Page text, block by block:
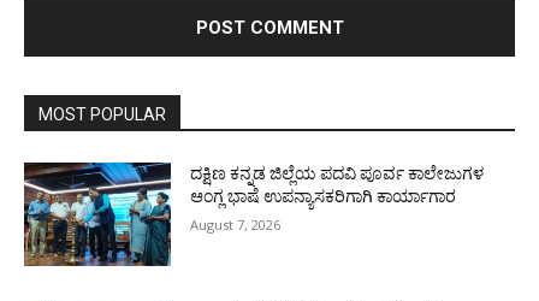
MOST POPULAR
ದಕ್ಷಿಣ ಕನ್ನಡ ಜಿಲ್ಲೆಯ ಪದವಿ ಪೂರ್ವ ಕಾಲೇಜುಗಳ
ಆಂಗ್ಲ ಭಾಷೆ ಉಪನ್ಯಾಸಕರಿಗಾಗಿ ಕಾರ್ಯಾಗಾರ
August 7, 2026